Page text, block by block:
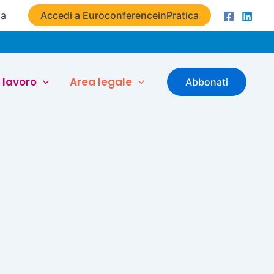
Accedi a EuroconferenceinPratica
lavoro Area legale Abbonati